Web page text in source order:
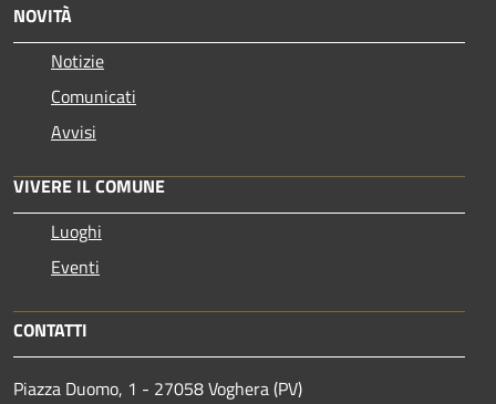
NOVITÀ
Notizie
Comunicati
Avvisi
VIVERE IL COMUNE
Luoghi
Eventi
CONTATTI
Piazza Duomo, 1 - 27058 Voghera (PV)